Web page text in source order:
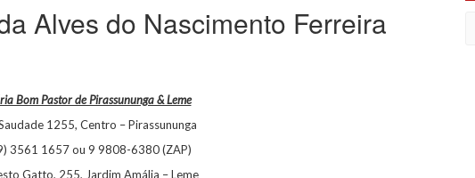
Alves do Nascimento Ferreira
Bom Pastor de Pirassununga & Leme
1255, Centro – Pirassununga
3561 1657 ou 9 9808-6380 (ZAP)
Gatto, 255, Jardim Amália – Leme